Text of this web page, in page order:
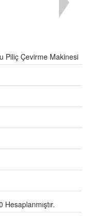
Piliç Çevirme Makinesi
Hesaplanmıştır.